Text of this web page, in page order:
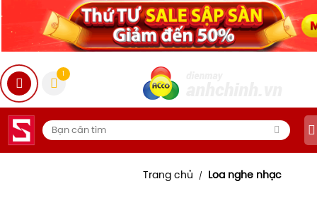
Trang chủ / Loa nghe nhạc